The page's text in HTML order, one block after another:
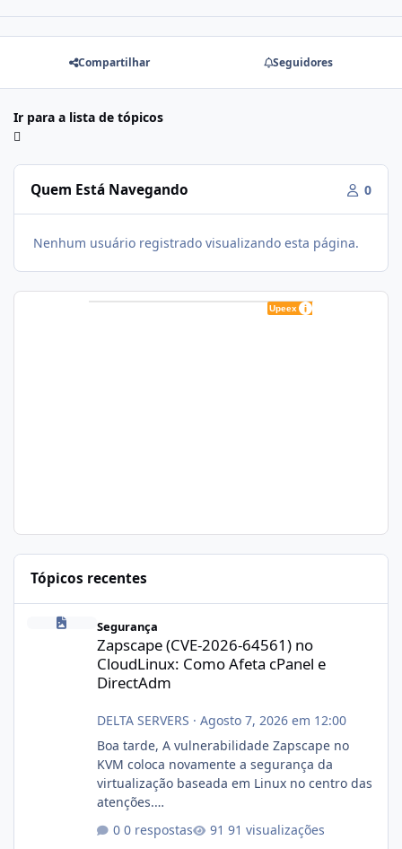
Compartilhar Seguidores
Ir para a lista de tópicos
Quem Está Navegando 0
Nenhum usuário registrado visualizando esta página.
Tópicos recentes
Zapscape (CVE-2026-64561) no CloudLinux: Como Afeta cPanel
Segurança
Zapscape (CVE-2026-64561) no
CloudLinux: Como Afeta cPanel e
DirectAdm
DELTA SERVERS · Agosto 7, 2026 em 12:00
Boa tarde, A vulnerabilidade Zapscape no
KVM coloca novamente a segurança da
virtualização baseada em Linux no centro das
atenções.
https://cloudlinux.statuspage.io/incidents/dlr
xjx23zz5f Criamos uma breve explicação:
0 respostas 91 visualizações